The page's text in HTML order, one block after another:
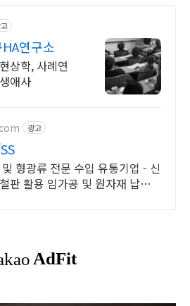
연구소
상학, 사례연
애사
광고
형광류 전문 수입 유통기업 - 신
활용 임가공 및 원자재 납품가